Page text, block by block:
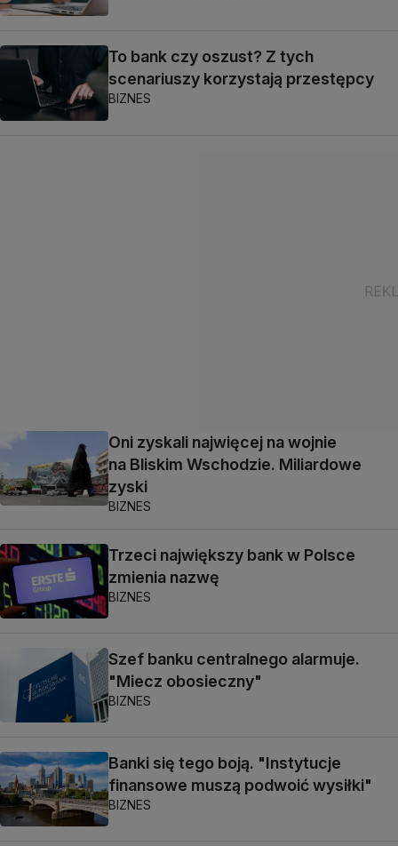
To bank czy oszust? Z tych
scenariuszy korzystają przestępcy
BIZNES
Oni zyskali najwięcej na wojnie
na Bliskim Wschodzie. Miliardowe
zyski
BIZNES
Trzeci największy bank w Polsce
zmienia nazwę
BIZNES
Szef banku centralnego alarmuje.
"Miecz obosieczny"
BIZNES
Banki się tego boją. "Instytucje
finansowe muszą podwoić wysiłki"
BIZNES